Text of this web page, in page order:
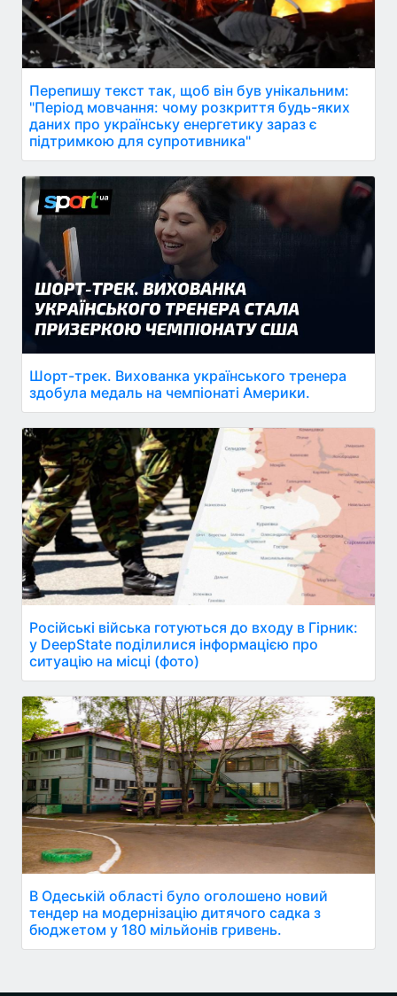
Перепишу текст так, щоб він був унікальним:
"Період мовчання: чому розкриття будь-яких
даних про українську енергетику зараз є
підтримкою для супротивника"
Шорт-трек. Вихованка українського тренера
здобула медаль на чемпіонаті Америки.
Російські війська готуються до входу в Гірник:
у DeepState поділилися інформацією про
ситуацію на місці (фото)
В Одеській області було оголошено новий
тендер на модернізацію дитячого садка з
бюджетом у 180 мільйонів гривень.